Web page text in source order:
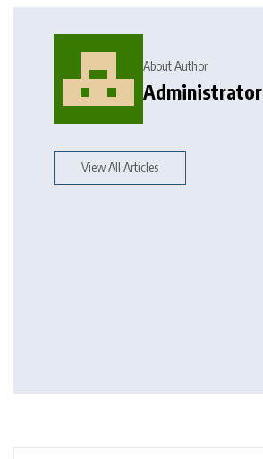
About Author
Administrator
View All Articles